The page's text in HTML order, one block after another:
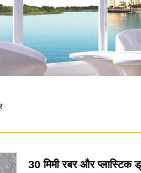
30 मिमी रबर और प्लास्टिक